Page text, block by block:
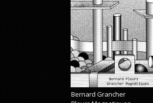
Bernard Grancher